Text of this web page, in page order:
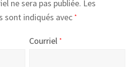
ne sera pas publiée. Les
sont indiqués avec*
Courriel*